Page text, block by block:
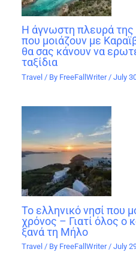
Η άγνωστη πλευρά της
που μοιάζουν με
θα σας κάνουν να
ταξίδια
Travel / By FreeFallWriter /July
Το ελληνικό νησί που
χρόνος – Γιατί όλος ο
ξανά τη Μήλο
Travel / By FreeFallWriter/July